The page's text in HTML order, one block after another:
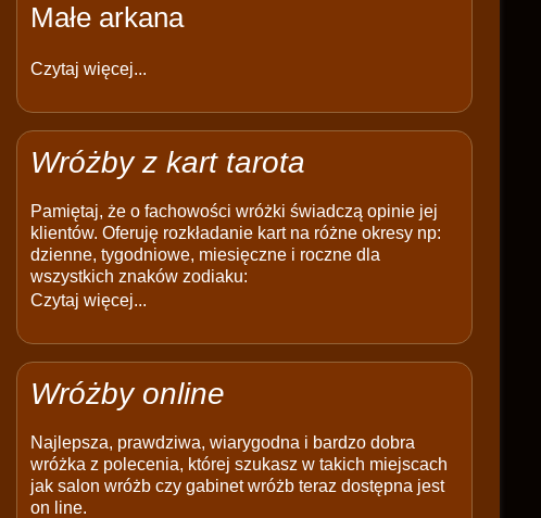
Małe arkana
Czytaj więcej...
Wróżby z kart tarota
Pamiętaj, że o fachowości wróżki świadczą opinie jej
klientów. Oferuję rozkładanie kart na różne okresy np:
dzienne, tygodniowe, miesięczne i roczne dla
wszystkich znaków zodiaku:
Czytaj więcej...
Wróżby online
Najlepsza, prawdziwa, wiarygodna i bardzo dobra
wróżka z polecenia, której szukasz w takich miejscach
jak salon wróżb czy gabinet wróżb teraz dostępna jest
on line.